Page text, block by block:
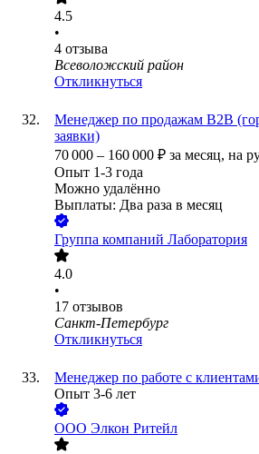
4.5
•
4 отзыва
Всеволожский район
Откликнуться
Менеджер по продажам В2В
заявки)
70 000 – 160 000 ₽ за месяц, на
Опыт 1-3 года
Можно удалённо
Выплаты: Два раза в месяц
Группа компаний Лаборатория
4.0
•
17 отзывов
Санкт-Петербург
Откликнуться
Менеджер по работе с
Опыт 3-6 лет
ООО Элкон Ритейл